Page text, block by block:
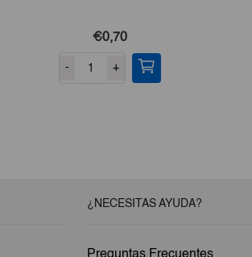
€0,70
- +
¿NECESITAS AYUDA?